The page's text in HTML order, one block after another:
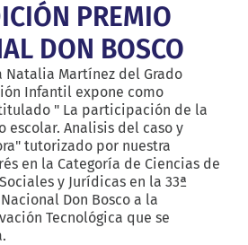
PREMIO
DON BOSCO
Natalia Martínez del Grado
Infantil expone como
" La participación de la
Analisis del caso y
tutorizado por nuestra
en la Categoría de Ciencias de
y Jurídicas en la 33ª
Don Bosco a la
Tecnológica que se